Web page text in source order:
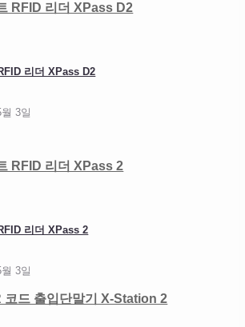
RFID 리더 XPass D2
리더 XPass D2
3일
RFID 리더 XPass 2
리더 XPass 2
3일
코드 출입단말기 X-Station 2